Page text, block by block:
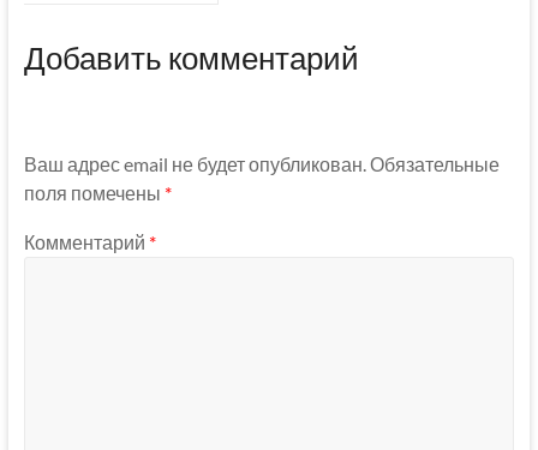
Добавить комментарий
Ваш адрес email не будет опубликован. Обязательные
поля помечены *
Комментарий *